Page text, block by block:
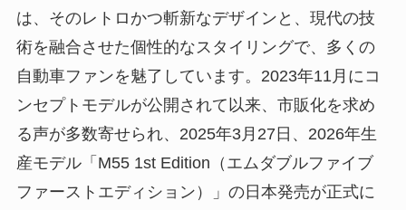
は、そのレトロかつ斬新なデザインと、現代の技
術を融合させた個性的なスタイリングで、多くの
自動車ファンを魅了しています。2023年11月にコ
ンセプトモデルが公開されて以来、市販化を求め
る声が多数寄せられ、2025年3月27日、2026年生
産モデル「M55 1st Edition（エムダブルファイブ
ファーストエディション）」の日本発売が正式に